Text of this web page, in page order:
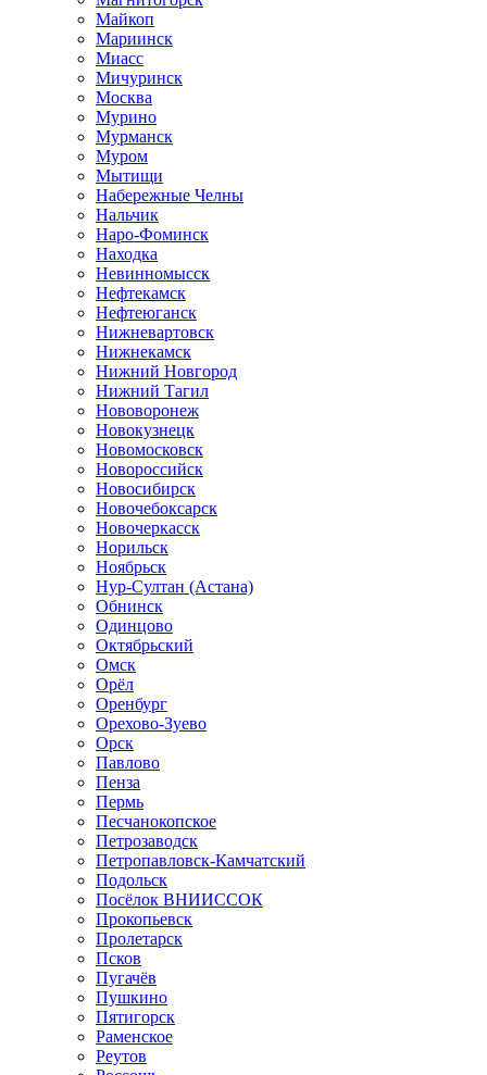
Майкоп
Мариинск
Миасс
Мичуринск
Москва
Мурино
Мурманск
Муром
Мытищи
Набережные Челны
Нальчик
Наро-Фоминск
Находка
Невинномысск
Нефтекамск
Нефтеюганск
Нижневартовск
Нижнекамск
Нижний Новгород
Нижний Тагил
Нововоронеж
Новокузнецк
Новомосковск
Новороссийск
Новосибирск
Новочебоксарск
Новочеркасск
Норильск
Ноябрьск
Нур-Султан (Астана)
Обнинск
Одинцово
Октябрьский
Омск
Орёл
Оренбург
Орехово-Зуево
Орск
Павлово
Пенза
Пермь
Песчанокопское
Петрозаводск
Петропавловск-Камчатский
Подольск
Посёлок ВНИИССОК
Прокопьевск
Пролетарск
Псков
Пугачёв
Пушкино
Пятигорск
Раменское
Реутов